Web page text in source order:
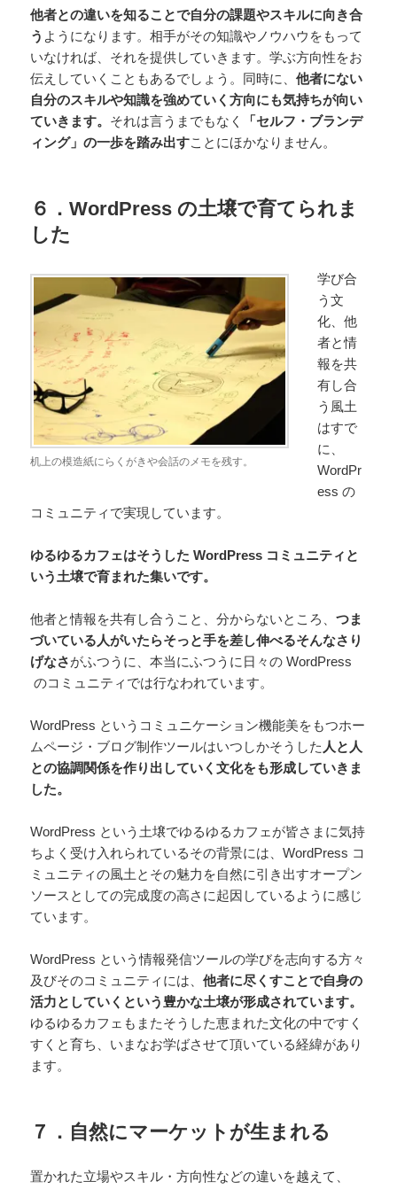
他者との違いを知ることで自分の課題やスキルに向き合
う ようになります。相手がその知識やノウハウをもって
いなければ、それを提供していきます。学ぶ方向性をお
伝えしていくこともあるでしょう。同時に、他者にない
自分のスキルや知識を強めていく方向にも気持ちが向い
ていきます。 それは言うまでもなく
「セルフ・ブランデ
ィング」の一歩を踏み出すことにほかなりません。
６．WordPress の土壌で育てられま
した
机上の模造紙にらくがきや会話のメモを残す。
学び合
う文
化、他
者と情
報を共
有し合
う風土
はすで
に、
WordPr
ess の
コミュニティで実現しています。
ゆるゆるカフェはそうした WordPress コミュニティと
いう土壌で育まれた集いです。
他者と情報を共有し合うこと、分からないところ、つま
づいている人がいたらそっと手を差し伸べるそんなさり
げなさがふつうに、本当にふつうに日々の WordPress
のコミュニティでは行なわれています。
WordPress というコミュニケーション機能美をもつホー
ムページ・ブログ制作ツールはいつしかそうした 人と人
との協調関係を作り出していく文化をも形成していきま
した。
WordPress という土壌でゆるゆるカフェが皆さまに気持
ちよく受け入れられているその背景には、WordPress コ
ミュニティの風土とその魅力を自然に引き出すオープン
ソースとしての完成度の高さに起因しているように感じ
ています。
WordPress という情報発信ツールの学びを志向する方々
及びそのコミュニティには、他者に尽くすことで自身の
活力としていくという豊かな土壌が形成されています。
ゆるゆるカフェもまたそうした恵まれた文化の中ですく
すくと育ち、いまなお学ばさせて頂いている経緯があり
ます。
７．自然にマーケットが生まれる
置かれた立場やスキル・方向性などの違いを越えて、